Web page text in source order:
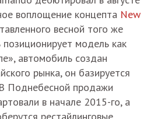
воплощение концепта New
весной того же
модель как
автомобиль создан
рынка, он базируется
Поднебесной продажи
в начале 2015-го, а
рестайлинговые